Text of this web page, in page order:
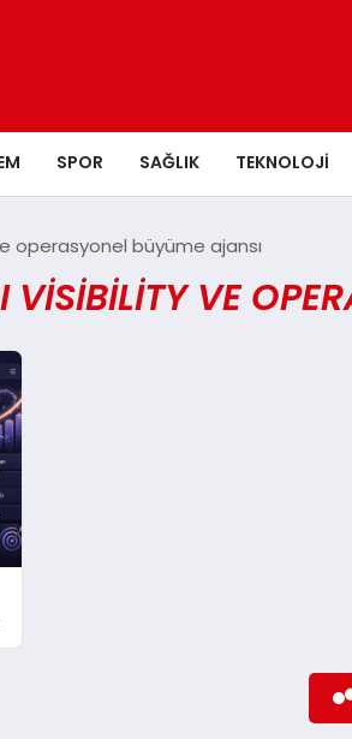
SPOR SAĞLIK TEKNOLOJI
operasyonel büyüme ajansı
VISIBILITY VE